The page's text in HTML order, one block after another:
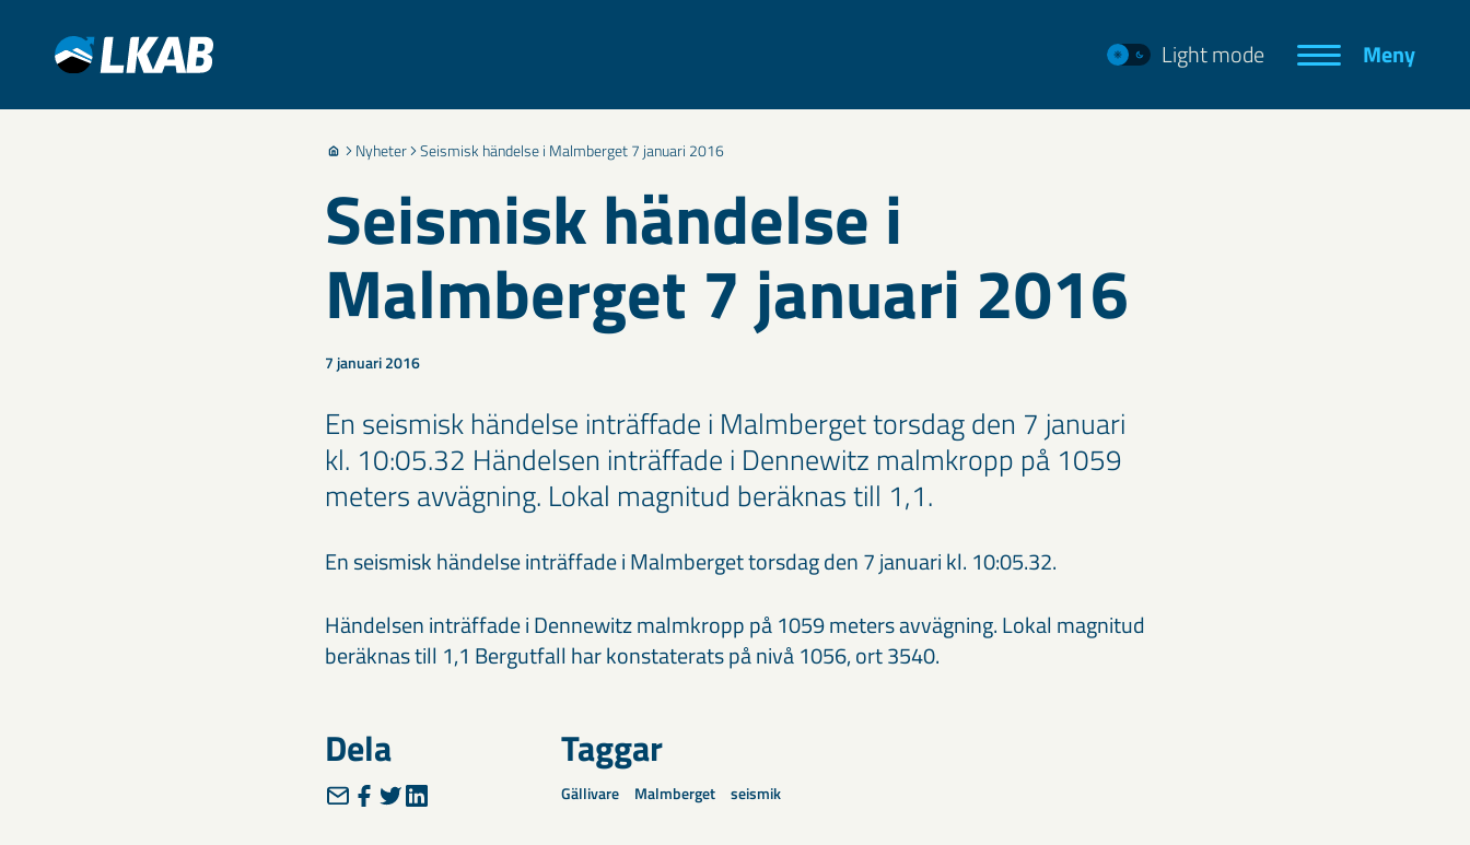
Light mode Meny
Nyheter Seismisk händelse i Malmberget 7 januari 2016
Seismisk händelse i
Malmberget 7 januari 2016
7 januari 2016
En seismisk händelse inträffade i Malmberget torsdag den 7 januari
kl. 10:05.32 Händelsen inträffade i Dennewitz malmkropp på 1059
meters avvägning. Lokal magnitud beräknas till 1,1.
En seismisk händelse inträffade i Malmberget torsdag den 7 januari kl. 10:05.32.
Händelsen inträffade i Dennewitz malmkropp på 1059 meters avvägning. Lokal magnitud
beräknas till 1,1 Bergutfall har konstaterats på nivå 1056, ort 3540.
Dela Taggar
Gällivare Malmberget seismik